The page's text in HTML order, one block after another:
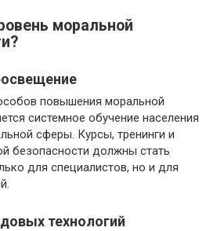
моральной
повышения моральной
системное обучение населения
сферы. Курсы, тренинги и
безопасности должны стать
для специалистов, но и для
технологий